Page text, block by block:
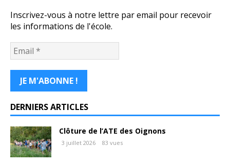
Inscrivez-vous à notre lettre par email pour recevoir
les informations de l'école.
DERNIERS ARTICLES
Clôture de l’ATE des Oignons
3 juillet 2026 83 vues